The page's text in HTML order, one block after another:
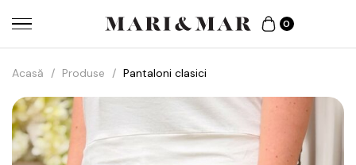
0
Acasă / Produse / Pantaloni clasici